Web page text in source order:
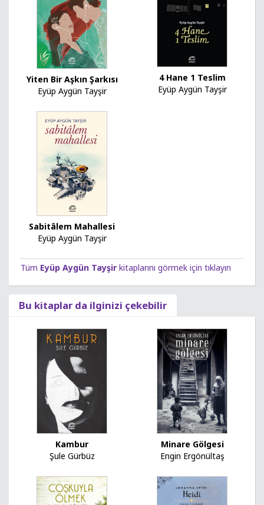
Yiten Bir Aşkın Şarkısı
Eyüp Aygün Tayşir
4 Hane 1 Teslim
Eyüp Aygün Tayşir
Sabitâlem Mahallesi
Eyüp Aygün Tayşir
Tüm Eyüp Aygün Tayşir kitaplarını görmek için tıklayın
Bu kitaplar da ilginizi çekebilir
Kambur
Şule Gürbüz
Minare Gölgesi
Engin Ergönültaş